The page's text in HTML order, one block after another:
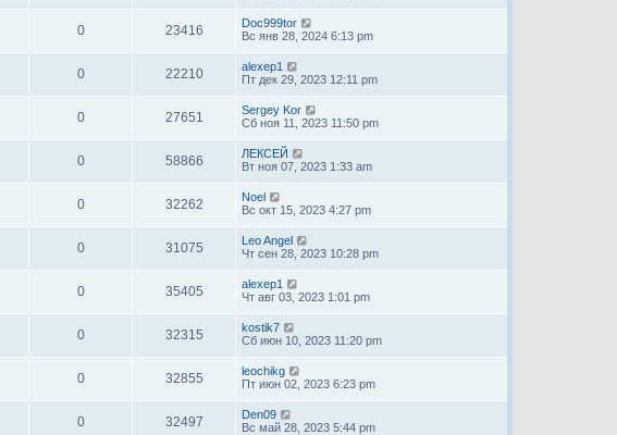
0 23416
Doc999tor
Вс янв 28, 2024 6:13 pm
0 22210
alexep1
Пт дек 29, 2023 12:11 pm
0 27651
Sergey Kor
Сб ноя 11, 2023 11:50 pm
0 58866
ЛЕКСЕЙ
Вт ноя 07, 2023 1:33 am
0 32262
Noel
Вс окт 15, 2023 4:27 pm
0 31075
Leo Angel
Чт сен 28, 2023 10:28 pm
0 35405
alexep1
Чт авг 03, 2023 1:01 pm
0 32315
kostik7
Сб июн 10, 2023 11:20 pm
0 32855
leochikg
Пт июн 02, 2023 6:23 pm
0 32497
Den09
Вс май 28, 2023 5:44 pm